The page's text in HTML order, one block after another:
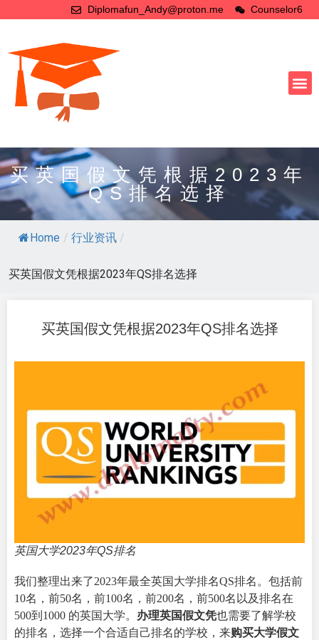
Diplomafun_Andy@proton.me Counselor6
买英国假文凭根据2023年
QS排名选择
Home / 行业资讯 /
买英国假文凭根据2023年QS排名选择
买英国假文凭根据2023年QS排名选择
英国大学2023年QS排名
我们整理出来了2023年最全英国大学排名QS排名。包括前
10名，前50名，前100名，前200名，前500名以及排名在
500到1000 的英国大学。 办理英国假文凭也需要了解学校
的排名，选择一个合适自己排名的学校，来购买大学假文